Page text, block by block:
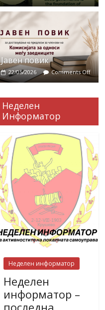
Јавен повик
22/05/2026 Comments Off
Неделен
Информатор
Неделен информатор
Неделен
информатор –
последна